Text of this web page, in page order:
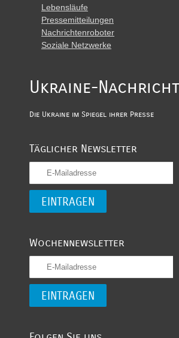
Lebensläufe
Pressemitteilungen
Nachrichtenroboter
Soziale Netzwerke
Ukraine-
Die Ukraine im Spiegel ihrer Presse
Täglicher Newsletter
Wochennewsletter